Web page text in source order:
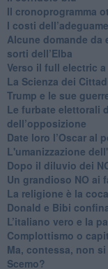
​Il cronoprogramma
​I costi
Alcune domande
sorti dell’Elba
Verso il full electric
​La Scienza dei
Trump e le sue
​Le furbate elettorali
dell’opposizione
​Date loro l’Oscar al
L'umanizzazione
​Dopo il diluvio dei
​Un grandioso NO ai
La religione è la
Donald e Bibi
L’italiano vero e la
​Complottismo o
​Ma, contessa, non
Scemo?